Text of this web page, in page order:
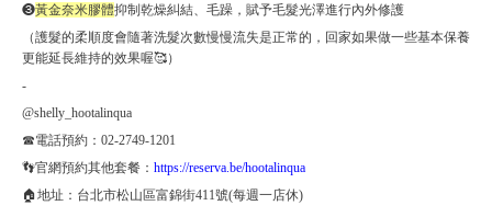
❸黃金奈米膠體抑制乾燥糾結、毛躁，賦予毛髮光澤進行內外修護
（護髮的柔順度會隨著洗髮次數慢慢流失是正常的，回家如果做一些基本保養
更能延長維持的效果喔🥰）
-
@shelly_hootalinqua
☎電話預約：02-2749-1201
👣官網預約其他套餐： https://reserva.be/hootalinqua
🏠地址：台北市松山區富錦街411號(每週一店休)